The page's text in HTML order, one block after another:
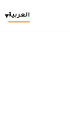
العربية▾